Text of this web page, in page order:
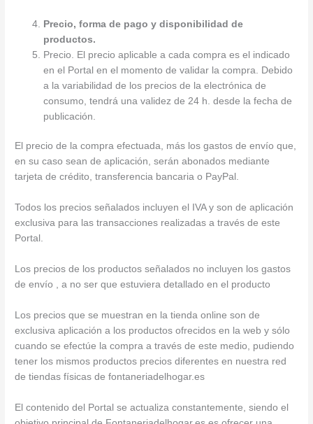
Precio, forma de pago y disponibilidad de
productos.
Precio. El precio aplicable a cada compra es el indicado
en el Portal en el momento de validar la compra. Debido
a la variabilidad de los precios de la electrónica de
consumo, tendrá una validez de 24 h. desde la fecha de
publicación.
El precio de la compra efectuada, más los gastos de envío que,
en su caso sean de aplicación, serán abonados mediante
tarjeta de crédito, transferencia bancaria o PayPal.
Todos los precios señalados incluyen el IVA y son de aplicación
exclusiva para las transacciones realizadas a través de este
Portal.
Los precios de los productos señalados no incluyen los gastos
de envío , a no ser que estuviera detallado en el producto
Los precios que se muestran en la tienda online son de
exclusiva aplicación a los productos ofrecidos en la web y sólo
cuando se efectúe la compra a través de este medio, pudiendo
tener los mismos productos precios diferentes en nuestra red
de tiendas físicas de fontaneriadelhogar.es
El contenido del Portal se actualiza constantemente, siendo el